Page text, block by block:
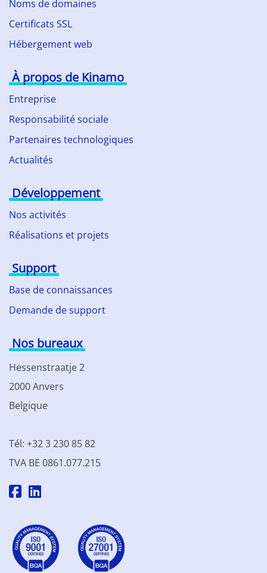
Noms de domaines
Certificats SSL
Hébergement web
À propos de Kinamo
Entreprise
Responsabilité sociale
Partenaires technologiques
Actualités
Développement
Nos activités
Réalisations et projets
Support
Base de connaissances
Demande de support
Nos bureaux
Hessenstraatje 2
2000 Anvers
Belgique
Tél: +32 3 230 85 82
TVA BE 0861.077.215